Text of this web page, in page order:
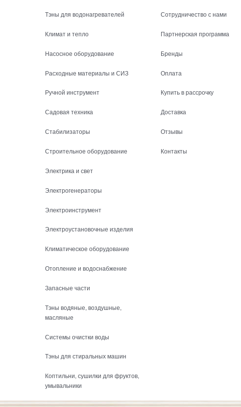
Тэны для водонагревателей
Климат и тепло
Насосное оборудование
Расходные материалы и СИЗ
Ручной инструмент
Садовая техника
Стабилизаторы
Строительное оборудование
Электрика и свет
Электрогенераторы
Электроинструмент
Электроустановочные изделия
Климатическое оборудование
Отопление и водоснабжение
Запасные части
Тэны водяные, воздушные,
масляные
Системы очистки воды
Тэны для стиральных машин
Коптильни, сушилки для фруктов,
умывальники
Сотрудничество с нами
Партнерская программа
Бренды
Оплата
Купить в рассрочку
Доставка
Отзывы
Контакты